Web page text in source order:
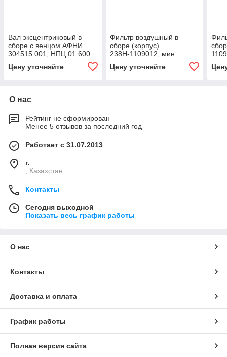
Вал эксцентриковый в
сборе с венцом АФНИ.
304515.001; НПЦ 01.600
Цену уточняйте
Фильтр воздушный в
сборе (корпус)
238Н-1109012, мин.
Цену уточняйте
О нас
Рейтинг не сформирован
Менее 5 отзывов за последний год
Работает с 31.07.2013
г.
, Казахстан
Контакты
Сегодня выходной
Показать весь график работы
О нас
Контакты
Доставка и оплата
График работы
Полная версия сайта